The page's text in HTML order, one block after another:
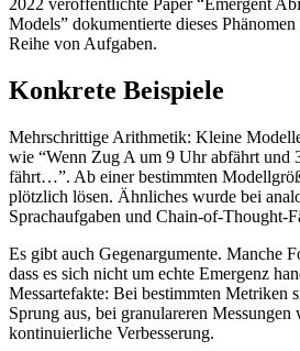
Models” dokumentierte dieses
Reihe von Aufgaben.
Konkrete Beispiele
Mehrschrittige Arithmetik: Kleine
wie “Wenn Zug A um 9 Uhr abfährt und
fährt…”. Ab einer bestimmten
plötzlich lösen. Ähnliches wurde bei
Sprachaufgaben und Chain-of-Thought-
Es gibt auch Gegenargumente. Manche
dass es sich nicht um echte Emergenz
Messartefakte: Bei bestimmten Metriken
Sprung aus, bei granulareren Messungen
kontinuierliche Verbesserung.